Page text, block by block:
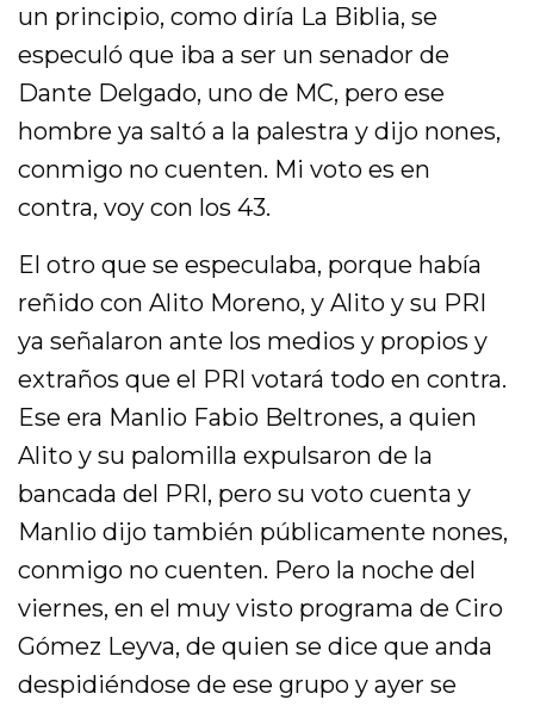
un principio, como diría La Biblia, se
especuló que iba a ser un senador de
Dante Delgado, uno de MC, pero ese
hombre ya saltó a la palestra y dijo nones,
conmigo no cuenten. Mi voto es en
contra, voy con los 43.
El otro que se especulaba, porque había
reñido con Alito Moreno, y Alito y su PRI
ya señalaron ante los medios y propios y
extraños que el PRI votará todo en contra.
Ese era Manlio Fabio Beltrones, a quien
Alito y su palomilla expulsaron de la
bancada del PRI, pero su voto cuenta y
Manlio dijo también públicamente nones,
conmigo no cuenten. Pero la noche del
viernes, en el muy visto programa de Ciro
Gómez Leyva, de quien se dice que anda
despidiéndose de ese grupo y ayer se